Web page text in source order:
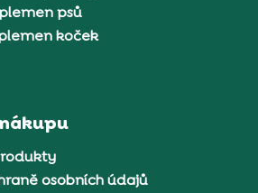
psů
koček
osobních údajů